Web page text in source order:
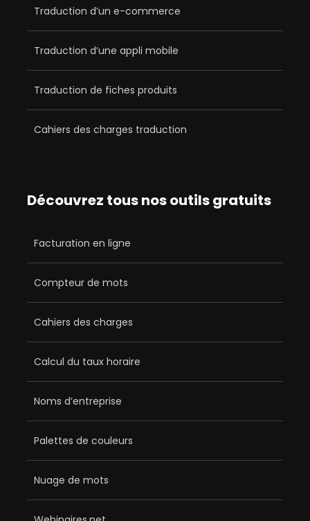
Traduction d’un e-commerce
Traduction d’une appli mobile
Traduction de fiches produits
Cahiers des charges traduction
Découvrez tous nos outils gratuits
Facturation en ligne
Compteur de mots
Cahiers des charges
Calcul du taux horaire
Noms d’entreprise
Palettes de couleurs
Nuage de mots